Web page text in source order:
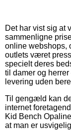
Det har vist sig at
sammenligne
online webshops,
outlets været
specielt deres
til damer og
levering uden
Til gengæld kan
internet
Kid Bench
at man er